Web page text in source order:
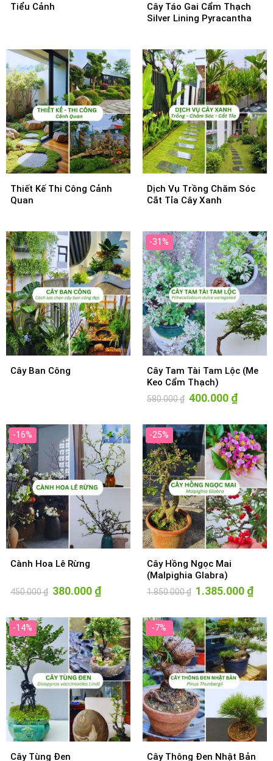
Tiểu Cảnh
Cây Táo Gai Cẩm Thạch
Silver Lining Pyracantha
Thiết Kế Thi Công Cảnh
Quan
Dịch Vụ Trồng Chăm Sóc
Cắt Tỉa Cây Xanh
Cây Ban Công
-31%
Cây Tam Tài Tam Lộc (Me
Keo Cẩm Thạch)
580.000₫ Giá
gốc
580.000 ₫.
400.000 ₫Giá
hiện
là:
400.000
-16%
Cành Hoa Lê Rừng
450.000₫ Giá
gốc
450.000 ₫.
380.000 ₫Giá
hiện
là:
380.000 ₫.
-25%
Cây Hồng Ngọc Mai
(Malpighia Glabra)
1.850.000₫ Giá
gốc
1.850.000 ₫.
1.385.000 ₫Giá
hiện
là:
-14%
Cây Tùng Đen
-7%
Cây Thông Đen Nhật Bản